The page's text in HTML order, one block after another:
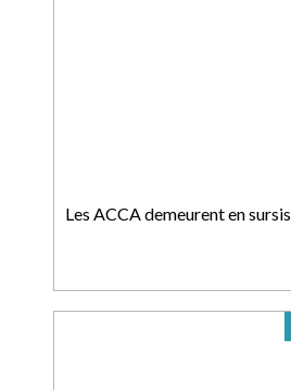
Les ACCA demeurent en sursis